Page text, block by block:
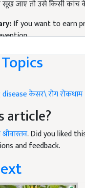
January 2023, 04:23
article?
. Did you liked
and feedback.